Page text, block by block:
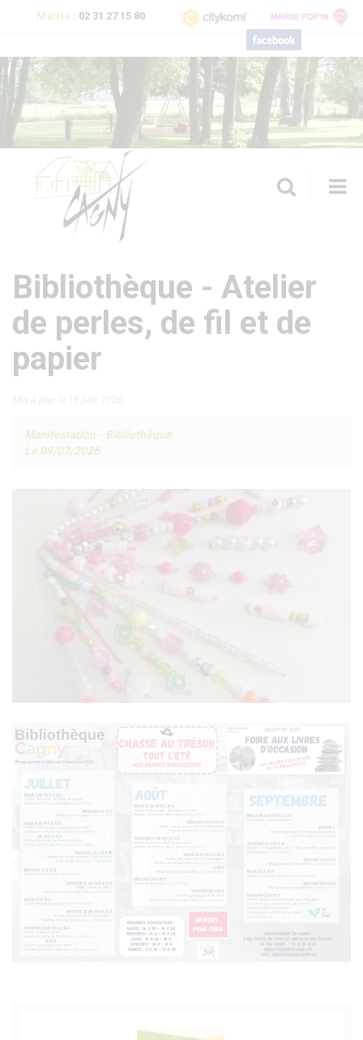
Mairie : 02 31 27 15 80
Formulaire de recherche
Bibliothèque - Atelier
de perles, de fil et de
papier
Mis à jour le 19 juin 2026
Manifestation - Bibliothèque
Le 09/07/2026